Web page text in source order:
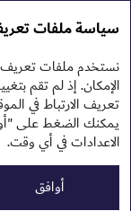
التقرير السنوي 2025
تقرير الاستدامة
فهرس
سياسة ملفات
نستخدم ملفات تعريف
الإمكان. إذ لم تقم
يمكنك الضغط على
الاعدادات في أي وقت.
أوافق